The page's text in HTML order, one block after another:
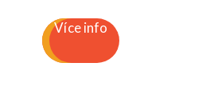
Více info